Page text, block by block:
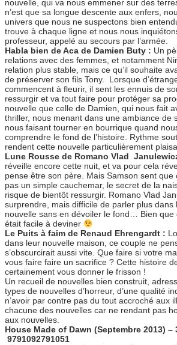
nouvelle, qui va nous emmener sur des
n’est que sa longue descente aux enfers,
univers que nous ne suspectons bien
trouve à chaque ligne et nous nous
professeur, appelé au secours par l’armée.
Habla bien de Aca de Damien Buty : Un
relations avec des femmes, et notamment
relation plus stable, mais ce qu’il souhaite
de préserver son fils Tony. Lorsque
commencent à fleurir, il sent les ennuis de
ressurgir et va tout faire pour protéger sa
nouvelle que celle de Damien, qui nous fait
thriller, nous menant dans une ambiance de
nous faisant tourner en bourrique quand
comprendre le fond de l’histoire. Rythme
rendent cette nouvelle particulièrement
Lune Rousse de Romano Vlad
réveille encore cette nuit, et va pour cela
pense être son père. Mais Samson sent que
pas un simple cauchemar, le secret de la
risque de bientôt ressurgir. Romano Vlad
surprendre, mais difficile de parler plus dans
nouvelle sans en dévoiler le fond… Bien que
était facile à deviner
Le Puits à faim de Renaud Ehrengardt :
dans leur nouvelle maison, ce couple ne
s’obscurcirait aussi vite. Que faire si votre
vous faire faire un sacrifice ? Cette histoire
certainement vous donner le frisson !
Un recueil de nouvelles bien construit,
types de nouvelles d’horreur, d’une qualité
n’avoir par contre pas du tout accroché aux
chacune des nouvelles car ne rendant pas
aux nouvelles.
House Made of Dawn (Septembre 2013) –
9791092791051